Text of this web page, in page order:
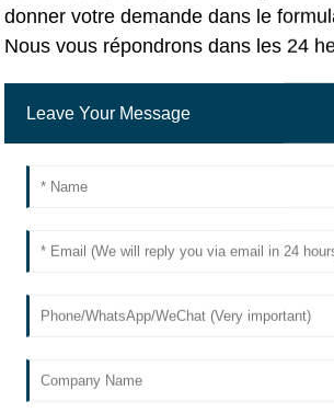
donner votre demande dans le
Nous vous répondrons dans les 24